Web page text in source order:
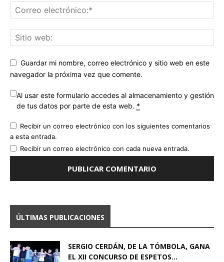
Guardar mi nombre, correo electrónico y sitio web en este
navegador la próxima vez que comente.
Al usar este formulario accedes al almacenamiento y gestión
de tus datos por parte de esta web. *
Recibir un correo electrónico con los siguientes comentarios
a esta entrada.
Recibir un correo electrónico con cada nueva entrada.
ÚLTIMAS PUBLICACIONES
SERGIO CERDÁN, DE LA TÓMBOLA, GANA
EL XII CONCURSO DE ESPETOS...